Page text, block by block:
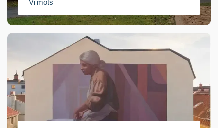
Vi möts